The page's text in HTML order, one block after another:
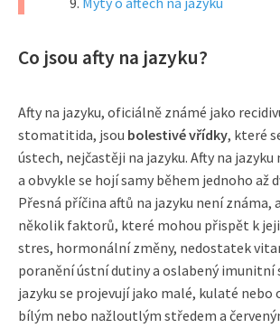
Co jsou afty na jazyku?
Afty na jazyku, oficiálně známé jako
stomatitida, jsou bolestivé vřídky, které
ústech, nejčastěji na jazyku. Afty na jazyku
a obvykle se hojí samy během jednoho až
Přesná příčina aftů na jazyku není známa,
několik faktorů, které mohou přispět k
stres, hormonální změny, nedostatek
poranění ústní dutiny a oslabený imunitní
jazyku se projevují jako malé, kulaté nebo
bílým nebo nažloutlým středem a